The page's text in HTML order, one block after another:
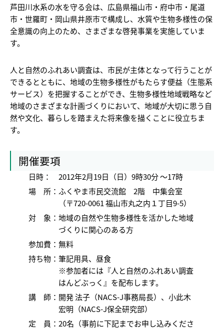
芦田川水系の水を守る会は、広島県福山市・府中市・尾道
市・世羅町・岡山県井原市で構成し、水質や生物多様性の保
全意識の向上のため、さまざまな啓発事業を実施していま
す。
人と自然のふれあい調査は、市民が主体となって行うことが
できるとともに、地域の生物多様性がもたらす便益（生態系
サービス）を把握することができ、生物多様性地域戦略など
地域のさまざまな計画づくりにおいて、地域が大切に思う自
然や文化、暮らしを踏まえた将来像を描くことに役立ちま
す。
開催要項
日時：
2012年2月19日（日）9時30分 ～17時
場 所： ふくやま市民交流館 2階 中集会室
（〒720-0061 福山市丸之内１丁目9-5）
対 象： 地域の自然や生物多様性を活かした地域
づくりに関心のある方
参加費： 無料
持ち物： 筆記用具、昼食
※参加者には『人と自然のふれあい調査
はんどぶっく』を配布します。
講 師： 開発 法子（NACS-J事務局長）、小此木
宏明（NACS-J保全研究部）
定 員： 20名（事前に下記までお申し込みくださ